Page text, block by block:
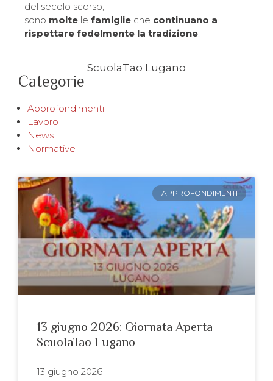
del secolo scorso,
sono molte le famiglie che continuano a
rispettare fedelmente la tradizione.
ScuolaTao Lugano
Categorie
Approfondimenti
Lavoro
News
Normative
APPROFONDIMENTI
13 giugno 2026: Giornata Aperta
ScuolaTao Lugano
13 giugno 2026